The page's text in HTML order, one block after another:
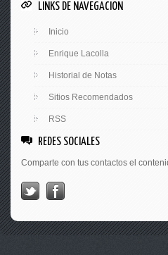
LINKS DE NAVEGACION
Inicio
Enrique Lacolla
Historial de Notas
Sitios Recomendados
RSS
REDES SOCIALES
Comparte con tus contactos el